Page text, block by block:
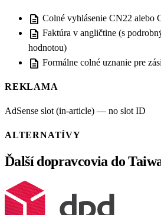
description Colné vyhlásenie CN22 alebo
description Faktúra v angličtine (s
hodnotou)
description Formálne colné uznanie pre
REKLAMA
AdSense slot (in-article) — no slot ID
ALTERNATÍVY
Ďalší dopravcovia do